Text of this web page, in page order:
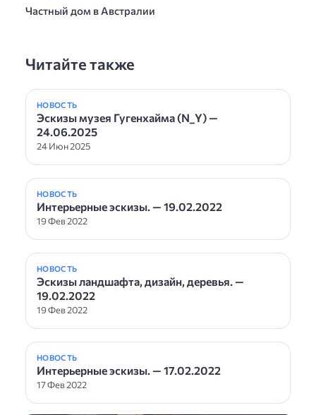
Частный дом в Австралии
Читайте также
НОВОСТЬ
Эскизы музея Гугенхайма (N_Y) —
24.06.2025
24 Июн 2025
НОВОСТЬ
Интерьерные эскизы. — 19.02.2022
19 Фев 2022
НОВОСТЬ
Эскизы ландшафта, дизайн, деревья. —
19.02.2022
19 Фев 2022
НОВОСТЬ
Интерьерные эскизы. — 17.02.2022
17 Фев 2022